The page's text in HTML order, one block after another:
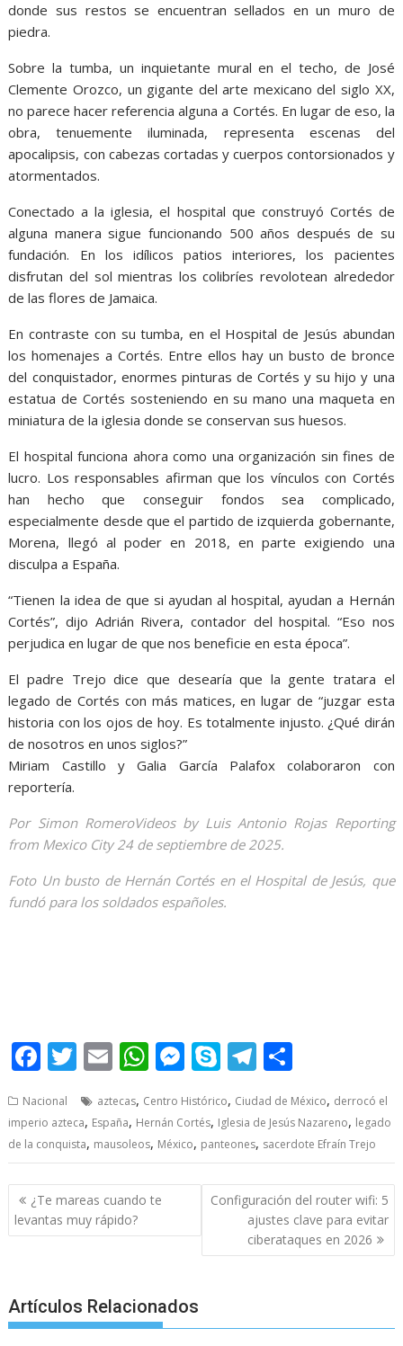
donde sus restos se encuentran sellados en un muro de
piedra.
Sobre la tumba, un inquietante mural en el techo, de José
Clemente Orozco, un gigante del arte mexicano del siglo XX,
no parece hacer referencia alguna a Cortés. En lugar de eso, la
obra, tenuemente iluminada, representa escenas del
apocalipsis, con cabezas cortadas y cuerpos contorsionados y
atormentados.
Conectado a la iglesia, el hospital que construyó Cortés de
alguna manera sigue funcionando 500 años después de su
fundación. En los idílicos patios interiores, los pacientes
disfrutan del sol mientras los colibríes revolotean alrededor
de las flores de Jamaica.
En contraste con su tumba, en el Hospital de Jesús abundan
los homenajes a Cortés. Entre ellos hay un busto de bronce
del conquistador, enormes pinturas de Cortés y su hijo y una
estatua de Cortés sosteniendo en su mano una maqueta en
miniatura de la iglesia donde se conservan sus huesos.
El hospital funciona ahora como una organización sin fines de
lucro. Los responsables afirman que los vínculos con Cortés
han hecho que conseguir fondos sea complicado,
especialmente desde que el partido de izquierda gobernante,
Morena, llegó al poder en 2018, en parte exigiendo una
disculpa a España.
“Tienen la idea de que si ayudan al hospital, ayudan a Hernán
Cortés”, dijo Adrián Rivera, contador del hospital. “Eso nos
perjudica en lugar de que nos beneficie en esta época”.
El padre Trejo dice que desearía que la gente tratara el
legado de Cortés con más matices, en lugar de “juzgar esta
historia con los ojos de hoy. Es totalmente injusto. ¿Qué dirán
de nosotros en unos siglos?”
Miriam Castillo y Galia García Palafox colaboraron con
reportería.
Por Simon RomeroVideos by Luis Antonio Rojas Reporting
from Mexico City 24 de septiembre de 2025.
Foto Un busto de Hernán Cortés en el Hospital de Jesús, que
fundó para los soldados españoles.
F
e
b
o
o
k
T
itt
er
E
ai
l
W
at
s
A
p
p
M
ss
e
n
er
S
y
p
e
T
e
gr
a
m
ar
e
Nacional aztecas, Centro Histórico, Ciudad de México, derrocó el
imperio azteca, España, Hernán Cortés, Iglesia de Jesús Nazareno, legado
de la conquista, mausoleos, México, panteones, sacerdote Efraín Trejo
Post
navigation
¿Te mareas cuando te
levantas muy rápido?
Configuración del router wifi: 5
ajustes clave para evitar
ciberataques en 2026
Artículos Relacionados